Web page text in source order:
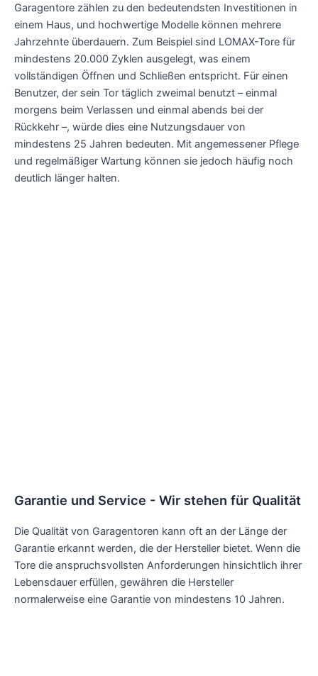
Garagentore zählen zu den bedeutendsten Investitionen in
einem Haus, und hochwertige Modelle können mehrere
Jahrzehnte überdauern. Zum Beispiel sind LOMAX-Tore für
mindestens 20.000 Zyklen ausgelegt, was einem
vollständigen Öffnen und Schließen entspricht. Für einen
Benutzer, der sein Tor täglich zweimal benutzt – einmal
morgens beim Verlassen und einmal abends bei der
Rückkehr –, würde dies eine Nutzungsdauer von
mindestens 25 Jahren bedeuten. Mit angemessener Pflege
und regelmäßiger Wartung können sie jedoch häufig noch
deutlich länger halten.
Garantie und Service - Wir stehen für Qualität
Die Qualität von Garagentoren kann oft an der Länge der
Garantie erkannt werden, die der Hersteller bietet. Wenn die
Tore die anspruchsvollsten Anforderungen hinsichtlich ihrer
Lebensdauer erfüllen, gewähren die Hersteller
normalerweise eine Garantie von mindestens 10 Jahren.